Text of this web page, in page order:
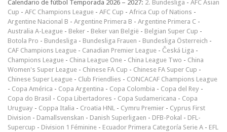
Calendario de fútbol Temporada 2026 – 2027: 2. Bundesliga - AFC Asian
Cup - AFC Champions League - AFC Cup - Africa Cup of Nations -
Argentine Nacional B - Argentine Primera B - Argentine Primera C -
Australia A-League - Beker - Beker van België - Belgian Super Cup -
Botola Pro - Bundesliga - Bundesliga Frauen - Bundesliga Österreich -
CAF Champions League - Canadian Premier League - Česká Liga -
Champions League - China League One - China League Two - China
Women's Super League - Chinese FA Cup - Chinese FA Super Cup -
Chinese Super League - Club Friendlies - CONCACAF Champions League
- Copa América - Copa Argentina - Copa Colombia - Copa del Rey -
Copa do Brasil - Copa Libertadores - Copa Sudamericana - Copa
Uruguay - Coppa Italia - Croatia HNL - Cymru Premier - Cyprus First
Division - Damallsvenskan - Danish Superligaen - DFB-Pokal - DFL-
Supercup - Division 1 Féminine - Ecuador Primera Categoría Serie A - EFL